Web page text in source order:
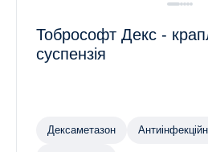
Тобрософт Декс -
суспензія
Дексаметазон